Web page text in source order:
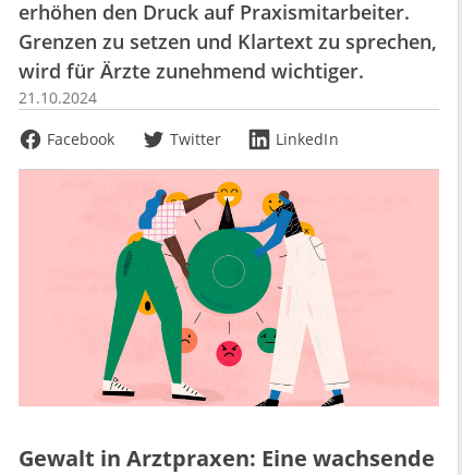
erhöhen den Druck auf Praxismitarbeiter.
Grenzen zu setzen und Klartext zu sprechen,
wird für Ärzte zunehmend wichtiger.
21.10.2024
Facebook
Twitter LinkedIn
Gewalt in Arztpraxen: Eine wachsende